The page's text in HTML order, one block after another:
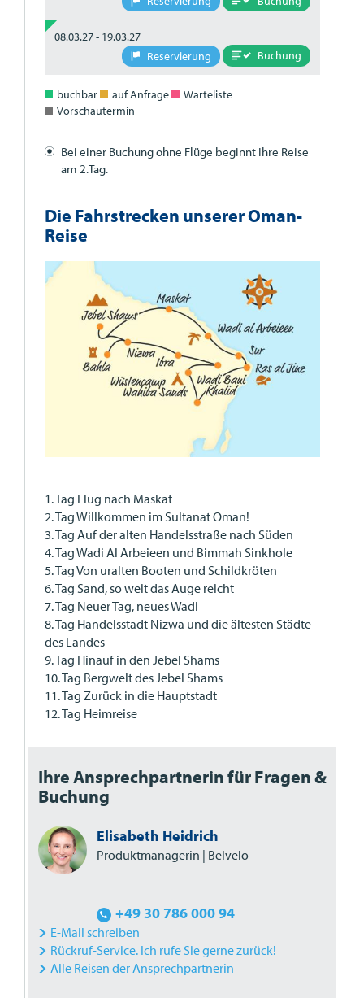
08.03.27 - 19.03.27
Reservierung
Buchung
buchbar auf Anfrage
Warteliste
Vorschautermin
Bei einer Buchung ohne Flüge beginnt Ihre Reise
am 2.Tag.
Die Fahrstrecken unserer Oman-
Reise
1. Tag Flug nach Maskat
2. Tag Willkommen im Sultanat Oman!
3. Tag Auf der alten Handelsstraße nach Süden
4. Tag Wadi Al Arbeieen und Bimmah Sinkhole
5. Tag Von uralten Booten und Schildkröten
6. Tag Sand, so weit das Auge reicht
7. Tag Neuer Tag, neues Wadi
8. Tag Handelsstadt Nizwa und die ältesten Städte
des Landes
9. Tag Hinauf in den Jebel Shams
10. Tag Bergwelt des Jebel Shams
11. Tag Zurück in die Hauptstadt
12. Tag Heimreise
Ihre Ansprechpartnerin für Fragen &
Buchung
Elisabeth Heidrich
Produktmanagerin | Belvelo
+49 30 786 000 94
E-Mail schreiben
Rückruf-Service. Ich rufe Sie gerne zurück!
Alle Reisen der Ansprechpartnerin